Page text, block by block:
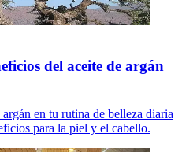
del aceite de argán
en tu rutina de belleza diaria
para la piel y el cabello.